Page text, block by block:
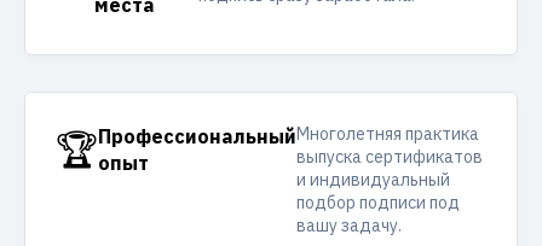
места
🏆Профессиональный
опыт
Многолетняя практика
выпуска сертификатов
и индивидуальный
подбор подписи под
вашу задачу.